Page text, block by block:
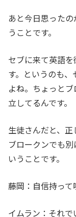
あと今日思ったの
うことです。
セブに来て英語
す。というのも
よね。ちょっと
立してるんです。
生徒さんだと、正
ブロークンでも
いうことです。
藤岡：自信持って
イムラン：それ